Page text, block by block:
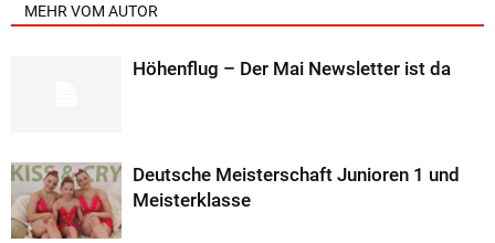
MEHR VOM AUTOR
Höhenflug – Der Mai Newsletter ist da
Deutsche Meisterschaft Junioren 1 und
Meisterklasse